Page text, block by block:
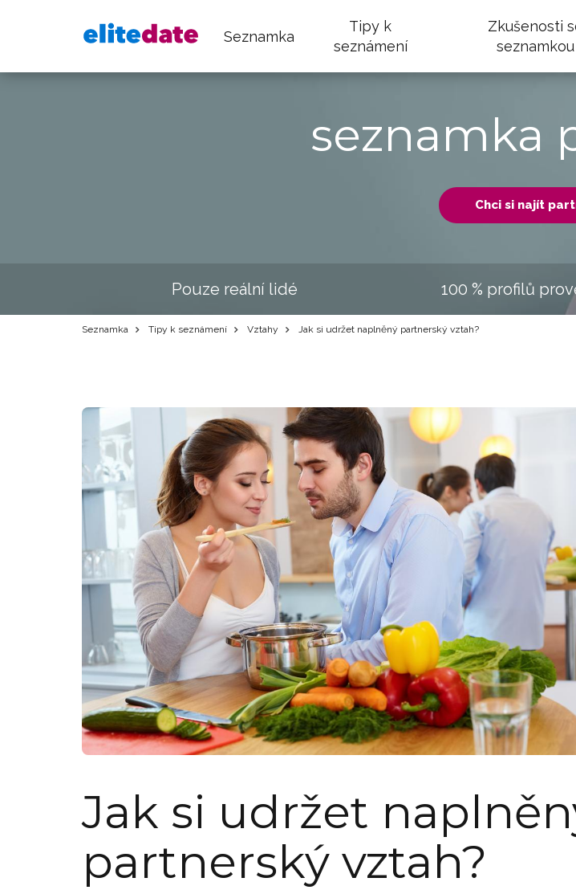
Seznamka
Tipy k
seznámení
Zkušenosti
seznamkou
seznamka
Chci si najít
Pouze reální lidé 100 % profilů
Seznamka Tipy k seznámení Vztahy Jak si udržet naplněný partnerský vztah?
Jak si udržet
partnerský vztah?